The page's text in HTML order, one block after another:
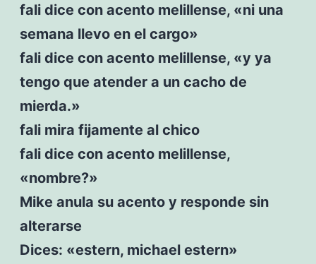
fali dice con acento melillense, «ni una
semana llevo en el cargo»
fali dice con acento melillense, «y ya
tengo que atender a un cacho de
mierda.»
fali mira fijamente al chico
fali dice con acento melillense,
«nombre?»
Mike anula su acento y responde sin
alterarse
Dices: «estern, michael estern»